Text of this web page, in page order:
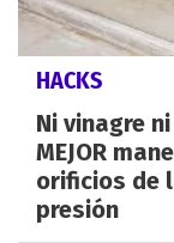
HACKS
Ni vinagre
MEJOR
orificios de
presión